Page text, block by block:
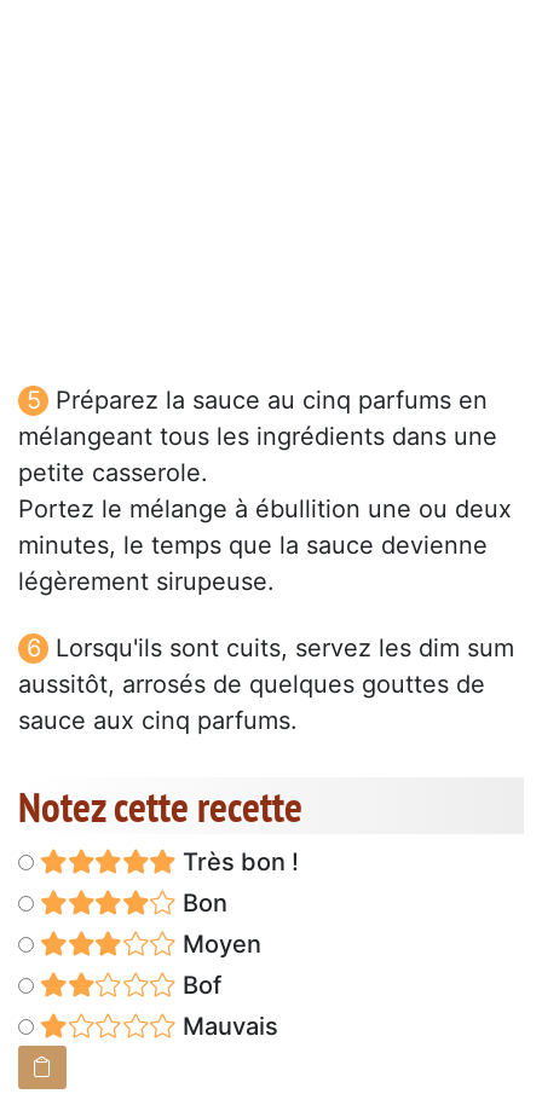
Préparez la sauce au cinq parfums en
mélangeant tous les ingrédients dans une
petite casserole.
Portez le mélange à ébullition une ou deux
minutes, le temps que la sauce devienne
légèrement sirupeuse.
Lorsqu'ils sont cuits, servez les dim sum
aussitôt, arrosés de quelques gouttes de
sauce aux cinq parfums.
Notez cette recette
Très bon !
Bon
Moyen
Bof
Mauvais